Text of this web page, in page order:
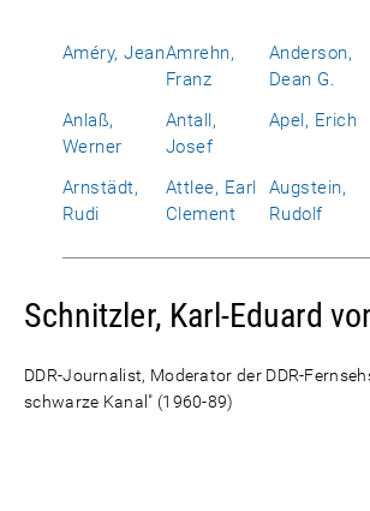
Améry, JeanAmrehn,
Franz
Anderson,
Dean G.
Anlaß,
Werner
Antall,
Josef
Apel, Erich
Arnstädt,
Rudi
Attlee, Earl
Clement
Augstein,
Rudolf
Schnitzler, Karl-Eduard
DDR-Journalist, Moderator der DDR-
schwarze Kanal" (1960-89)